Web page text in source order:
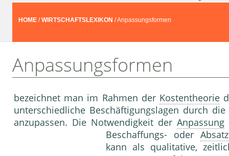
HOME /WIRTSCHAFTSLEXIKON / Anpassungsformen
Anpassungsformen
bezeichnet man im Rahmen der Kostentheorie
unterschiedliche Beschäftigungslagen durch
anzupassen. Die Notwendigkeit der Anpassung
Beschaffungs- oder
kann als qualitative,